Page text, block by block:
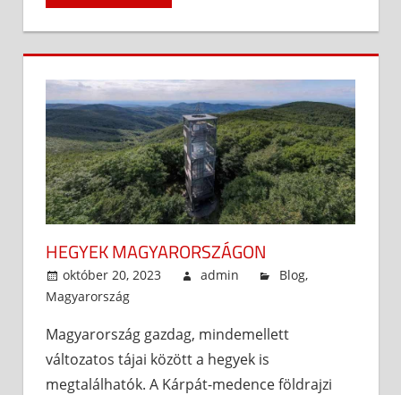
HEGYEK MAGYARORSZÁGON
október 20, 2023 admin Blog,
Magyarország
Magyarország gazdag, mindemellett
változatos tájai között a hegyek is
megtalálhatók. A Kárpát-medence földrajzi